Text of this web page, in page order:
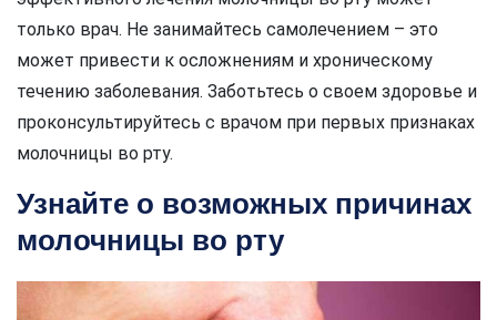
только врач. Не занимайтесь самолечением – это
может привести к осложнениям и хроническому
течению заболевания. Заботьтесь о своем здоровье и
проконсультируйтесь с врачом при первых признаках
молочницы во рту.
Узнайте о возможных причинах
молочницы во рту